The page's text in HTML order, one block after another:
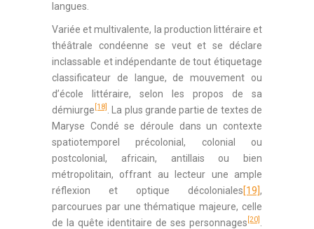
langues.
Variée et multivalente, la production littéraire et
théâtrale condéenne se veut et se déclare
inclassable et indépendante de tout étiquetage
classificateur de langue, de mouvement ou
d’école littéraire, selon les propos de sa
démiurge [18]
. La plus grande partie de textes de
Maryse Condé se déroule dans un contexte
spatiotemporel précolonial, colonial ou
postcolonial, africain, antillais ou bien
métropolitain, offrant au lecteur une ample
réflexion et optique décoloniales[19],
parcourues par une thématique majeure, celle
de la quête identitaire de ses personnages [20]